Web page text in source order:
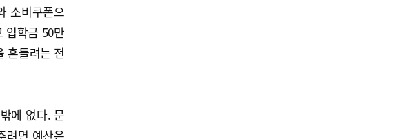
소비쿠폰으
입학금 50만
흔들려는 전
에 없다. 문
려면 예산은